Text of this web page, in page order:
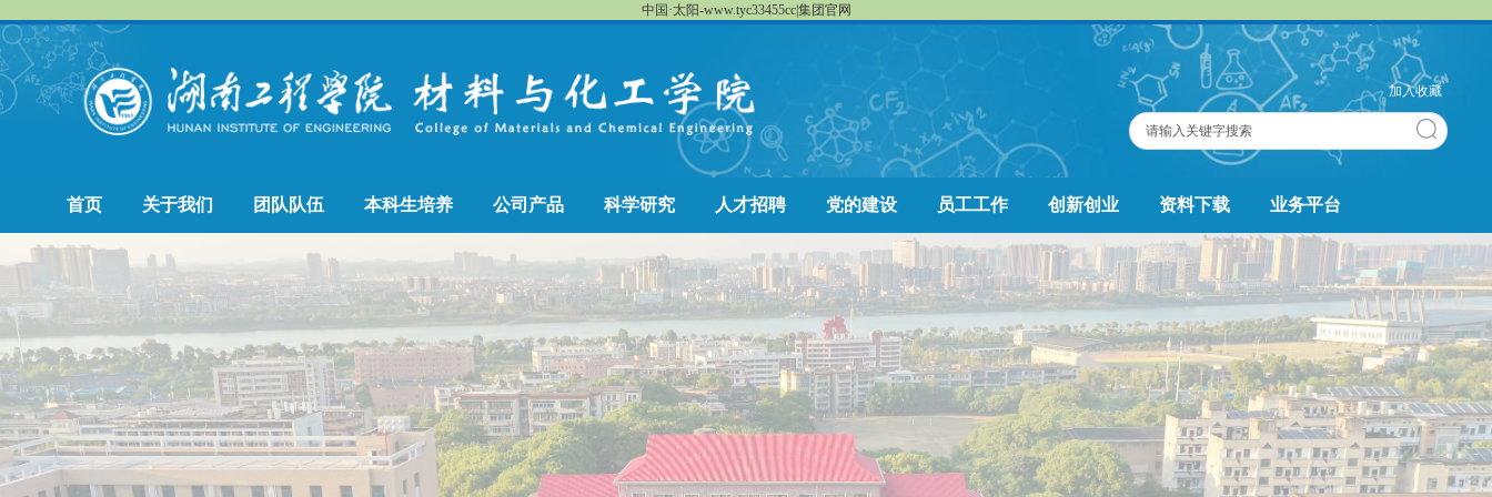
中国·太阳-www.tyc33455cc|集团官网
加入收藏
首页 关于我们 团队队伍 本科生培养 公司产品 科学研究 人才招聘 党的建设 员工工作 创新创业 资料下载 业务平台